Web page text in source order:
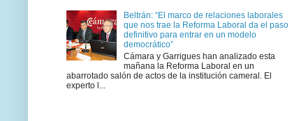
Beltrán: “El marco de relaciones laborales
que nos trae la Reforma Laboral da el paso
definitivo para entrar en un modelo
democrático”
Cámara y Garrigues han analizado esta
mañana la Reforma Laboral en un
abarrotado salón de actos de la institución cameral. El
experto l...